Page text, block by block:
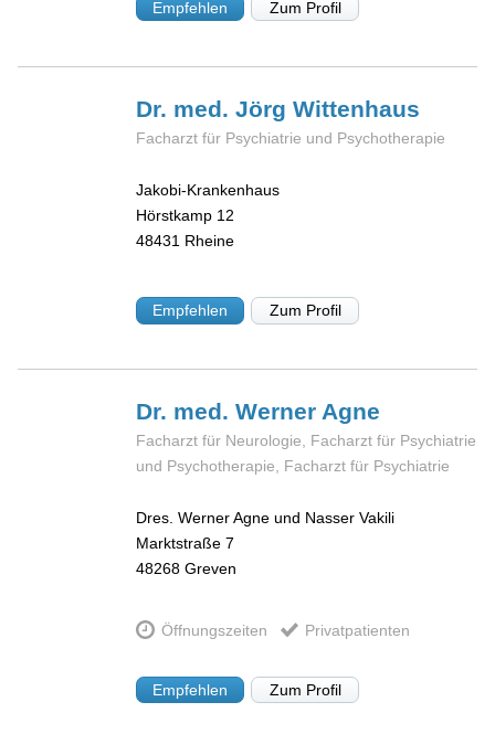
Empfehlen Zum Profil
Dr. med. JörgWittenhaus
Facharzt für Psychiatrie und Psychotherapie
Jakobi-Krankenhaus
Hörstkamp 12
48431 Rheine
Empfehlen Zum Profil
Dr. med. Werner Agne
Facharzt für Neurologie, Facharzt für Psychiatrie
und Psychotherapie, Facharzt für Psychiatrie
Dres. Werner Agne und Nasser Vakili
Marktstraße 7
48268 Greven
Öffnungszeiten Privatpatienten
Empfehlen Zum Profil